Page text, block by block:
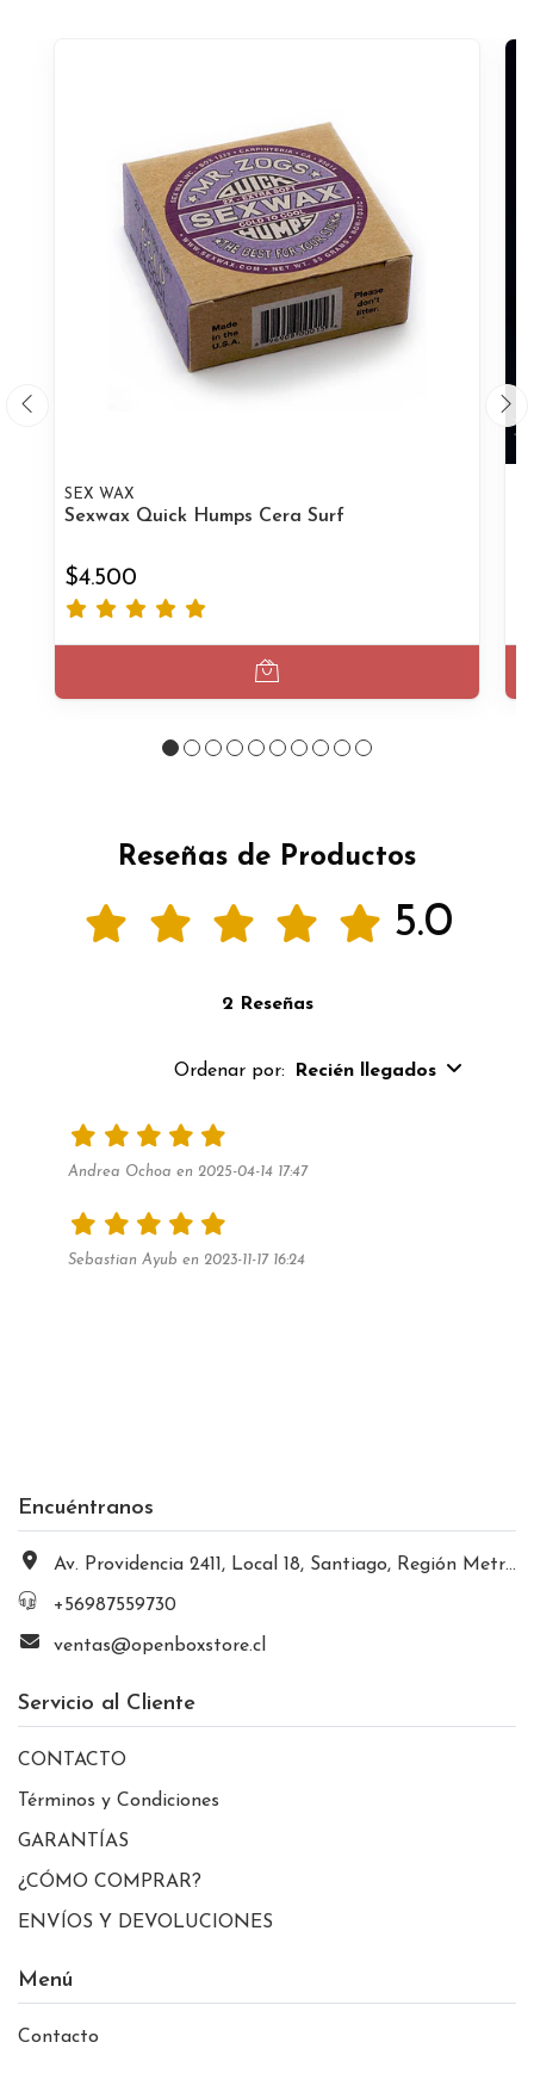
SEX WAX
Sexwax Quick Humps Cera Surf
$4.500
Reseñas de Productos
5.0
2 Reseñas
Ordenar por: Recién llegados
Andrea Ochoa en 2025-04-14 17:47
Sebastian Ayub en 2023-11-17 16:24
Encuéntranos
Av. Providencia 2411, Local 18, Santiago, Región Metropolitana, Chile
+56987559730
ventas@openboxstore.cl
Servicio al Cliente
CONTACTO
Términos y Condiciones
GARANTÍAS
¿CÓMO COMPRAR?
ENVÍOS Y DEVOLUCIONES
Menú
Contacto